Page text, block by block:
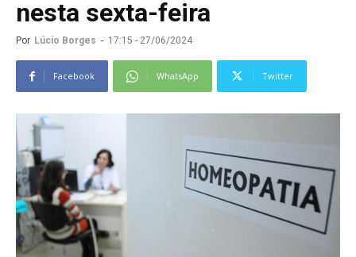
nesta sexta-feira
Por Lúcio Borges - 17:15 - 27/06/2024
Facebook WhatsApp Twitter